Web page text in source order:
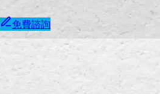
免費諮詢